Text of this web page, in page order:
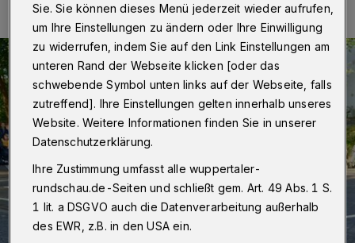
Sie. Sie können dieses Menü jederzeit wieder aufrufen,
um Ihre Einstellungen zu ändern oder Ihre Einwilligung
zu widerrufen, indem Sie auf den Link Einstellungen am
unteren Rand der Webseite klicken [oder das
schwebende Symbol unten links auf der Webseite, falls
zutreffend]. Ihre Einstellungen gelten innerhalb unseres
Website. Weitere Informationen finden Sie in unserer
Datenschutzerklärung.
Ihre Zustimmung umfasst alle wuppertaler-
rundschau.de-Seiten und schließt gem. Art. 49 Abs. 1 S.
1 lit. a DSGVO auch die Datenverarbeitung außerhalb
des EWR, z.B. in den USA ein.